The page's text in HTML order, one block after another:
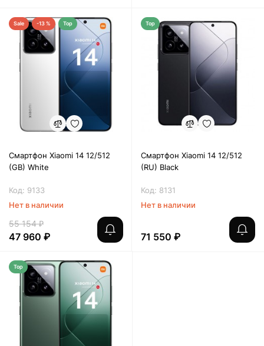
Sale -13 % Top
Смартфон Xiaomi 14 12/512
(GB) White
Код: 9133
Нет в наличии
55 154 ₽
47 960 ₽
Top
Смартфон Xiaomi 14 12/512
(RU) Black
Код: 8131
Нет в наличии
71 550 ₽
Top